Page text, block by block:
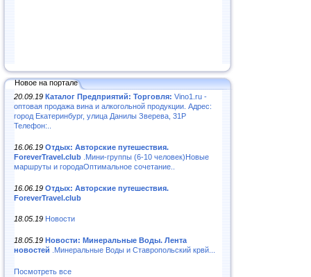
Новое на портале
20.09.19 Каталог Предприятий: Торговля: Vino1.ru -
оптовая продажа вина и алкогольной продукции. Адрес:
город Екатеринбург, улица Данилы Зверева, 31Р
Телефон:..
16.06.19 Отдых: Авторские путешествия.
ForeverTravel.club .Мини-группы (6-10 человек)Новые
маршруты и городаОптимальное сочетание..
16.06.19 Отдых: Авторские путешествия.
ForeverTravel.club
18.05.19 Новости
18.05.19 Новости: Минеральные Воды. Лента
новостей .Минеральные Воды и Ставропольский крвй...
Посмотреть все